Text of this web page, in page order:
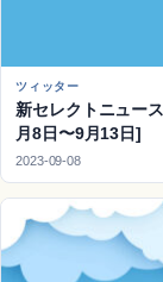
ツィッター
新セレクトニュー
月8日〜9月13日]
2023-09-08